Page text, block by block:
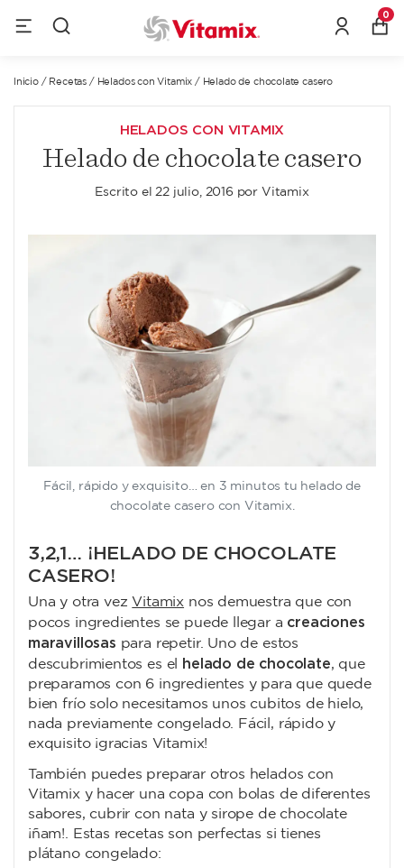
0
Inicio/ Recetas / Helados con Vitamix / Helado de chocolate casero
HELADOS CON VITAMIX
Helado de chocolate casero
Escrito el 22 julio, 2016por Vitamix
Fácil, rápido y exquisito… en 3 minutos tu helado de
chocolate casero con Vitamix.
3,2,1… ¡HELADO DE CHOCOLATE
CASERO!
Una y otra vez Vitamix nos demuestra que con
pocos ingredientes se puede llegar a creaciones
maravillosas para repetir. Uno de estos
descubrimientos es el helado de chocolate, que
preparamos con 6 ingredientes y para que quede
bien frío solo necesitamos unos cubitos de hielo,
nada previamente congelado. Fácil, rápido y
exquisito ¡gracias Vitamix!
También puedes preparar otros helados con
Vitamix y hacer una copa con bolas de diferentes
sabores, cubrir con nata y sirope de chocolate
¡ñam!. Estas recetas son perfectas si tienes
plátano congelado: